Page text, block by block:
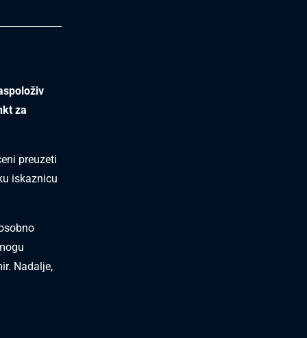
za
preuzeti
iskaznicu
Nadalje,